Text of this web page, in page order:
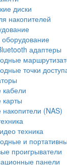
диски
накопителей
адаптеры
точки
(NAS)
техника
и
проигрыватели
панели